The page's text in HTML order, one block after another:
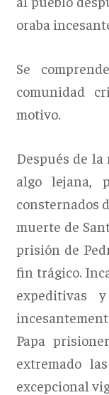
oraba
Se
comunidad
motivo.
Después de
algo lejana,
consternados
muerte de
prisión de
fin trágico.
expeditivas
Papa
extremado
excepcional